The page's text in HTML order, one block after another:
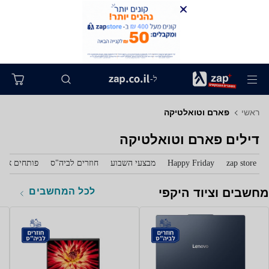
ל-
ראשי פארם וטואלטיקה
דילים פארם וטואלטיקה
zap store
Happy Friday מבצעי השבוע חוזרים לביה"ס פותחים את
מחשבים וציוד היקפי לכל המחשבים